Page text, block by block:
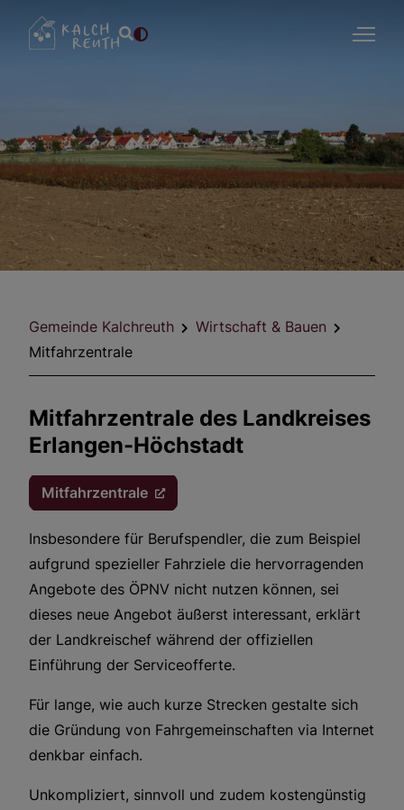
Aktuelles
Gemeindeportrait
Rathaus
Wirtschaft & Bauen
Kultur & Soziales
Gemeinde Kalchreuth
Wirtschaft & Bauen
Mitfahrzentrale
Mitfahrzentrale des Landkreises
Erlangen-Höchstadt
Mitfahrzentrale
Insbesondere für Berufspendler, die zum Beispiel
aufgrund spezieller Fahrziele die hervorragenden
Angebote des ÖPNV nicht nutzen können, sei
dieses neue Angebot äußerst interessant, erklärt
der Landkreischef während der offiziellen
Einführung der Serviceofferte.
Für lange, wie auch kurze Strecken gestalte sich
die Gründung von Fahrgemeinschaften via Internet
denkbar einfach.
Unkompliziert, sinnvoll und zudem kostengünstig